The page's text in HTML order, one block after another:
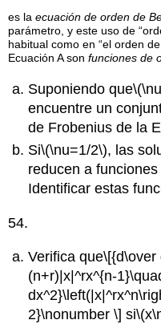
es laecuación de orden de
parámetro, y este uso de
habitual como en “el orden
Ecuación A sonfunciones de
Suponiendo que
encuentre un
de Frobenius de la
Si\(\nu=1/2\), las
reducen a
Identificar estas
54.
Verifica que\[{d\over
(n+r)|x|^rx^{n-
2}\nonumber \] si